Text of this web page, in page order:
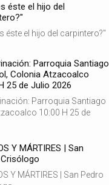
éste el hijo del
éste el hijo del carpintero?"
Parroquia Santiago
Colonia Atzacoalco
25 de Julio 2026
Parroquia Santiago
10:00 H 25 de
Y MÁRTIRES | San
Y MÁRTIRES | San Pedro